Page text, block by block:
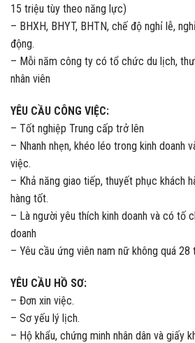
15 triệu tùy theo năng lực)
– BHXH, BHYT, BHTN, chế độ nghỉ lễ,
động.
– Mỗi năm công ty có tổ chức du lịch,
nhân viên
YÊU CẦU CÔNG VIỆC:
– Tốt nghiệp Trung cấp trở lên
– Nhanh nhẹn, khéo léo trong kinh doanh
việc.
– Khả năng giao tiếp, thuyết phục khách
hàng tốt.
– Là người yêu thích kinh doanh và có tố
doanh
– Yêu cầu ứng viên nam nữ không quá 28
YÊU CẦU HỒ SƠ:
– Đơn xin việc.
– Sơ yếu lý lịch.
– Hộ khẩu, chứng minh nhân dân và giấy